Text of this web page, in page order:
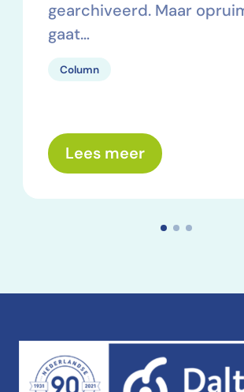
gearchiveerd. Maar
gaat…
Column
Lees meerover: Wat